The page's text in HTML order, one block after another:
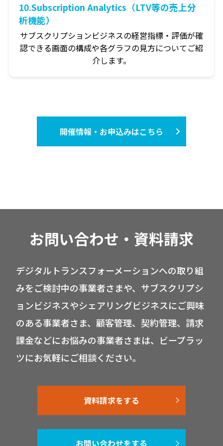
10.Subscription Analytics（LTV等の売上分
析機能）
サブスクリプションビジネスの経営指標・評価が確
認できる画面の構成や各グラフの見方についてご紹
介します。
開催情報・お申込みはこちら
お問い合わせ・資料請求
デジタルトランスフォーメーションへの取り組
みをご検討中の事業者さまや、サブスクリプシ
ョンビジネスやシェアリングビジネスにご興味
のある事業者さま、顧客管理、契約管理、請求
課金などにお悩みの事業者さまは、ビープラッ
ツにお気軽にご相談ください。
資料請求をする
お問い合わせをする